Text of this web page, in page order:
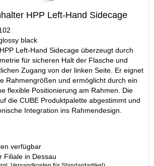
HPP Left-Hand Sidecage
black
Left-Hand Sidecage überzeugt durch
für sicheren Halt der Flasche und
Zugang von der linken Seite. Er eignet
Rahmengrößen und ermöglicht durch ein
flexible Positionierung am Rahmen. Die
die CUBE Produktpalette abgestimmt und
Integration ins Rahmendesign.
verfügbar
Filiale in Dessau